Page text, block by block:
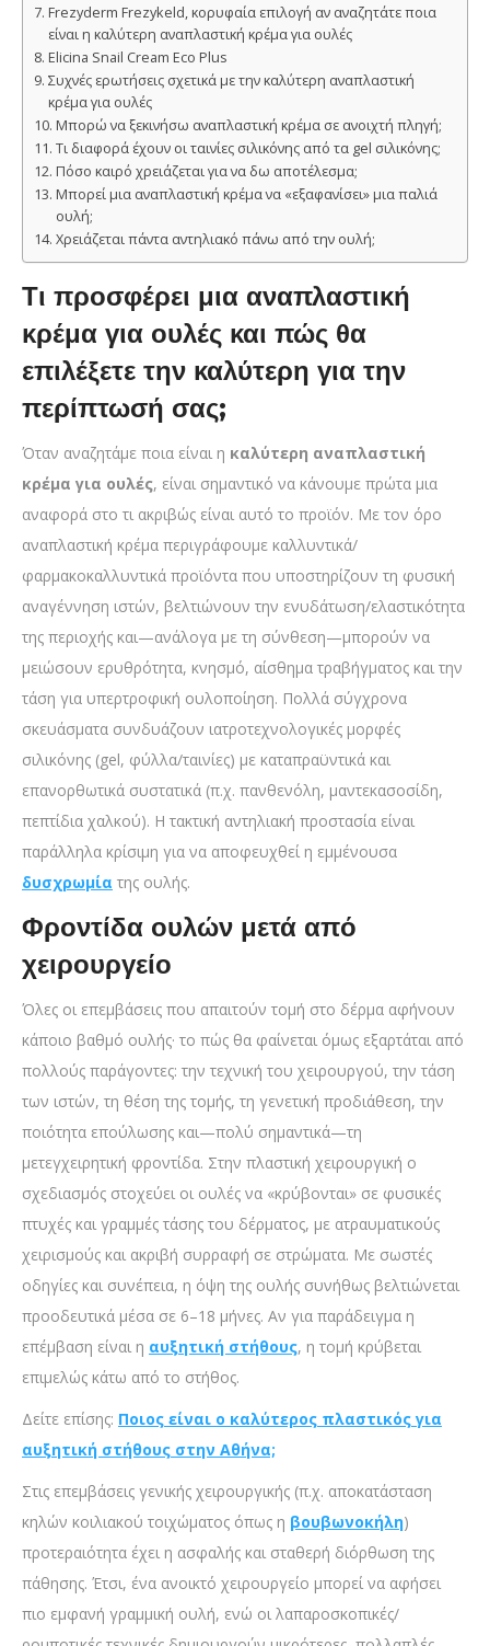
Frezyderm Frezykeld, κορυφαία επιλογή αν αναζητάτε ποια
είναι η καλύτερη αναπλαστική κρέμα για ουλές
Elicina Snail Cream Eco Plus
Συχνές ερωτήσεις σχετικά με την καλύτερη αναπλαστική
κρέμα για ουλές
Μπορώ να ξεκινήσω αναπλαστική κρέμα σε ανοιχτή πληγή;
Τι διαφορά έχουν οι ταινίες σιλικόνης από τα gel σιλικόνης;
Πόσο καιρό χρειάζεται για να δω αποτέλεσμα;
Μπορεί μια αναπλαστική κρέμα να «εξαφανίσει» μια παλιά
ουλή;
Χρειάζεται πάντα αντηλιακό πάνω από την ουλή;
Τι προσφέρει μια αναπλαστική
κρέμα για ουλές και πώς θα
επιλέξετε την καλύτερη για την
περίπτωσή σας;
Όταν αναζητάμε ποια είναι η καλύτερη αναπλαστική
κρέμα για ουλές, είναι σημαντικό να κάνουμε πρώτα μια
αναφορά στο τι ακριβώς είναι αυτό το προϊόν. Με τον όρο
αναπλαστική κρέμα περιγράφουμε καλλυντικά/
φαρμακοκαλλυντικά προϊόντα που υποστηρίζουν τη φυσική
αναγέννηση ιστών, βελτιώνουν την ενυδάτωση/ελαστικότητα
της περιοχής και—ανάλογα με τη σύνθεση—μπορούν να
μειώσουν ερυθρότητα, κνησμό, αίσθημα τραβήγματος και την
τάση για υπερτροφική ουλοποίηση. Πολλά σύγχρονα
σκευάσματα συνδυάζουν ιατροτεχνολογικές μορφές
σιλικόνης (gel, φύλλα/ταινίες) με καταπραϋντικά και
επανορθωτικά συστατικά (π.χ. πανθενόλη, μαντεκασοσίδη,
πεπτίδια χαλκού). Η τακτική αντηλιακή προστασία είναι
παράλληλα κρίσιμη για να αποφευχθεί η εμμένουσα
δυσχρωμία της ουλής.
Φροντίδα ουλών μετά από
χειρουργείο
Όλες οι επεμβάσεις που απαιτούν τομή στο δέρμα αφήνουν
κάποιο βαθμό ουλής· το πώς θα φαίνεται όμως εξαρτάται από
πολλούς παράγοντες: την τεχνική του χειρουργού, την τάση
των ιστών, τη θέση της τομής, τη γενετική προδιάθεση, την
ποιότητα επούλωσης και—πολύ σημαντικά—τη
μετεγχειρητική φροντίδα. Στην πλαστική χειρουργική ο
σχεδιασμός στοχεύει οι ουλές να «κρύβονται» σε φυσικές
πτυχές και γραμμές τάσης του δέρματος, με ατραυματικούς
χειρισμούς και ακριβή συρραφή σε στρώματα. Με σωστές
οδηγίες και συνέπεια, η όψη της ουλής συνήθως βελτιώνεται
προοδευτικά μέσα σε 6–18 μήνες. Αν για παράδειγμα η
επέμβαση είναι η αυξητική στήθους, η τομή κρύβεται
επιμελώς κάτω από το στήθος.
Δείτε επίσης: Ποιος είναι ο καλύτερος πλαστικός για
αυξητική στήθους στην Αθήνα;
Στις επεμβάσεις γενικής χειρουργικής (π.χ. αποκατάσταση
κηλών κοιλιακού τοιχώματος όπως η βουβωνοκήλη)
προτεραιότητα έχει η ασφαλής και σταθερή διόρθωση της
πάθησης. Έτσι, ένα ανοικτό χειρουργείο μπορεί να αφήσει
πιο εμφανή γραμμική ουλή, ενώ οι λαπαροσκοπικές/